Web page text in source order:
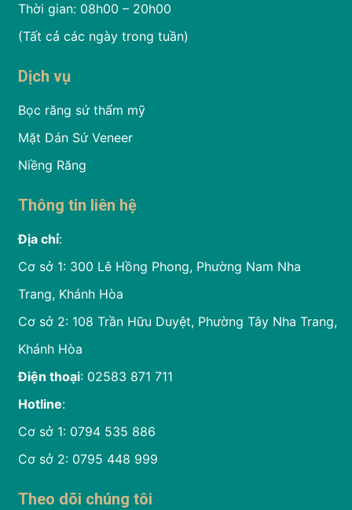
Thời gian: 08h00 – 20h00
(Tất cả các ngày trong tuần)
Dịch vụ
Bọc răng sứ thẩm mỹ
Mặt Dán Sứ Veneer
Niềng Răng
Thông tin liên hệ
Địa chỉ:
Cơ sở 1: 300 Lê Hồng Phong, Phường Nam Nha
Trang, Khánh Hòa
Cơ sở 2: 108 Trần Hữu Duyệt, Phường Tây Nha Trang,
Khánh Hòa
Điện thoại: 02583 871 711
Hotline:
Cơ sở 1: 0794 535 886
Cơ sở 2: 0795 448 999
Theo dõi chúng tôi